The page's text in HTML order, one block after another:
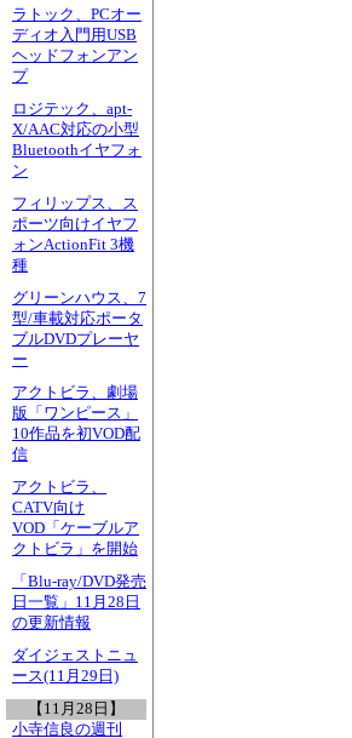
ラトック、PCオー
ディオ入門用USB
ヘッドフォンアン
プ
ロジテック、apt-
X/AAC対応の小型
Bluetoothイヤフォ
ン
フィリップス、ス
ポーツ向けイヤフ
ォンActionFit 3機
種
グリーンハウス、7
型/車載対応ポータ
ブルDVDプレーヤ
ー
アクトビラ、劇場
版「ワンピース」
10作品を初VOD配
信
アクトビラ、
CATV向け
VOD「ケーブルア
クトビラ」を開始
「Blu-ray/DVD発売
日一覧」11月28日
の更新情報
ダイジェストニュ
ース(11月29日)
【11月28日】
小寺信良の週刊